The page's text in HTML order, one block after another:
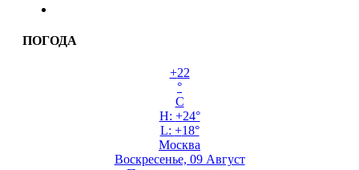
ПОГОДА
+22
°
C
H: +24°
L: +18°
Москва
Воскресенье, 09 Август